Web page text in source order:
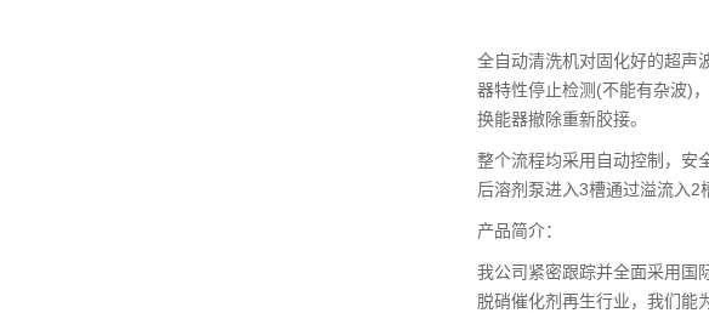
全自动清洗机对固化好的超声
器特性停止检测(不能有杂波)
换能器撤除重新胶接。
整个流程均采用自动控制，安
后溶剂泵进入3槽通过溢流入2
产品简介：
我公司紧密跟踪并全面采用国
脱硝催化剂再生行业，我们能